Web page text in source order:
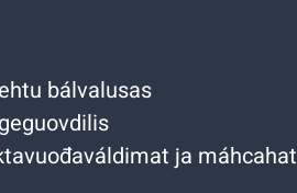
bálvalusas
ja máhcahat